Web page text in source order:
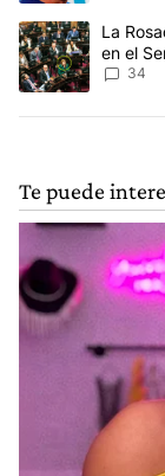
Un artículo de
La
en el
34